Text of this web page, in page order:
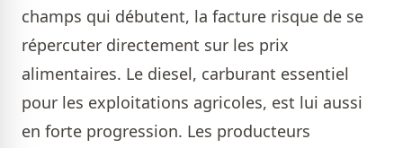
champs qui débutent, la facture risque de se
répercuter directement sur les prix
alimentaires. Le diesel, carburant essentiel
pour les exploitations agricoles, est lui aussi
en forte progression. Les producteurs